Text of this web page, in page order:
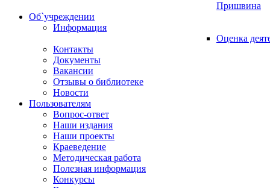
Пришвина
Об`учреждении
Информация
Оценка
Контакты
Документы
Вакансии
Отзывы о библиотеке
Новости
Пользователям
Вопрос-ответ
Наши издания
Наши проекты
Краеведение
Методическая работа
Полезная информация
Конкурсы